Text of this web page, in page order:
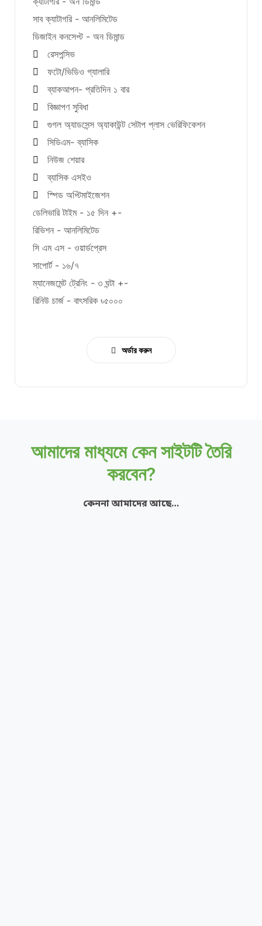
সাব ক্যাটাগরি - আনলিমিটেড
ডিজাইন কনসেপ্ট - অন ডিমান্ড
রেসপন্সিভ
ফটো/ভিডিও গ্যালারি
ব্যাকআপন- প্রতিদিন ১ বার
বিজ্ঞাপণ সুবিধা
গুগল অ্যাডসেন্স অ্যাকাউন্ট সেটাপ প্লাস ভেরিফিকেশন
সিডিএম- ব্যাসিক
নিউজ শেয়ার
ব্যাসিক এসইও
স্পিড অপ্টিমাইজেশন
ডেলিভারি টাইম - ১৫ দিন +-
রিভিশন - আনলিমিটেড
সি এম এস - ওয়ার্ডপ্রেস
সাপোর্ট - ১৬/৭
ম্যানেজমেন্ট ট্রেনিং - ৩ ঘন্টা +-
রিনিউ চার্জ - বাৎসরিক ৳৫০০০
অর্ডার করুন
আমাদের মাধ্যমে কেন সাইটটি তৈরি
করবেন?
কেননা আমাদের আছে…